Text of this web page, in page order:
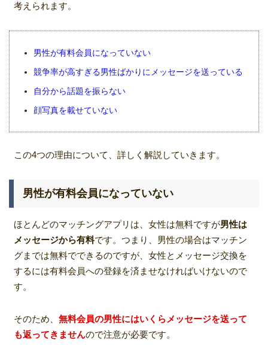
考えられます。
男性が有料会員になっていない
競争率が高すぎる男性ばかりにメッセージを送っている
自分から話題を振らない
顔写真を載せていない
この4つの理由について、詳しく解説していきます。
男性が有料会員になっていない
ほとんどのマッチングアプリは、女性は無料ですが男性は
メッセージから有料です。つまり、男性の場合はマッチン
グまでは無料でできるのですが、女性とメッセージ交換を
するには有料会員への登録を済ませなければいけないので
す。
そのため、 無料会員の男性にはいくらメッセージを送って
も返ってきませんので注意が必要です。